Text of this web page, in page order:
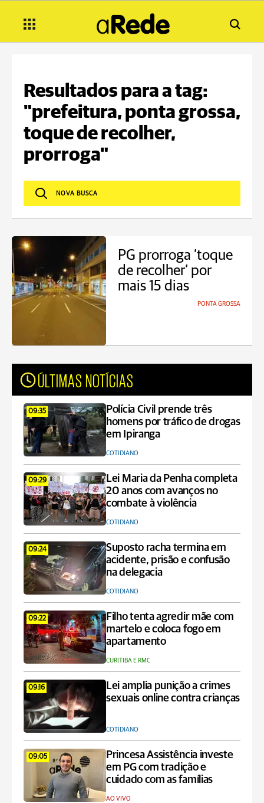
Resultados para a tag:
"prefeitura, ponta grossa,
toque de recolher,
prorroga"
PG prorroga ‘toque
de recolher’ por
mais 15 dias
PONTA GROSSA
ÚLTIMAS NOTÍCIAS
09:35
Polícia Civil prende três
homens por tráfico de drogas
em Ipiranga
COTIDIANO
09:29
Lei Maria da Penha completa
20 anos com avanços no
combate à violência
COTIDIANO
09:24
Suposto racha termina em
acidente, prisão e confusão
na delegacia
COTIDIANO
09:22
Filho tenta agredir mãe com
martelo e coloca fogo em
apartamento
CURITIBA E RMC
09:16
Lei amplia punição a crimes
sexuais online contra crianças
COTIDIANO
09:05
Princesa Assistência investe
em PG com tradição e
cuidado com as famílias
AO VIVO